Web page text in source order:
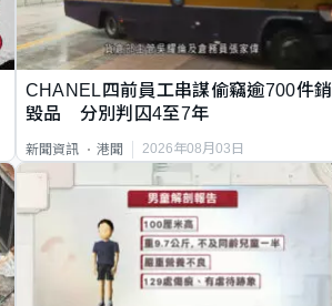
CHANEL四前員工串謀偷竊逾700件銷
毀品 分別判囚4至7年
新聞資訊 港聞 2026年08月03日